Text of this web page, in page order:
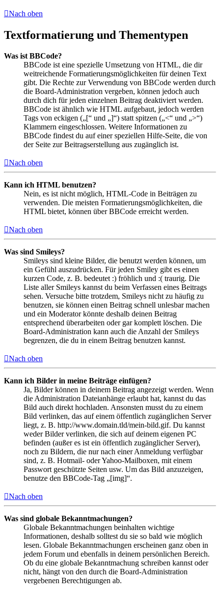
Nach oben
Textformatierung und Thementypen
Was ist BBCode?
BBCode ist eine spezielle Umsetzung von HTML, die dir
weitreichende Formatierungsmöglichkeiten für deinen Text
gibt. Die Rechte zur Verwendung von BBCode werden durch
die Board-Administration vergeben, können jedoch auch
durch dich für jeden einzelnen Beitrag deaktiviert werden.
BBCode ist ähnlich wie HTML aufgebaut, jedoch werden
Tags von eckigen („[“ und „]“) statt spitzen („<“ und „>“)
Klammern eingeschlossen. Weitere Informationen zu
BBCode findest du auf einer speziellen Hilfe-Seite, die von
der Seite zur Beitragserstellung aus zugänglich ist.
Nach oben
Kann ich HTML benutzen?
Nein, es ist nicht möglich, HTML-Code in Beiträgen zu
verwenden. Die meisten Formatierungsmöglichkeiten, die
HTML bietet, können über BBCode erreicht werden.
Nach oben
Was sind Smileys?
Smileys sind kleine Bilder, die benutzt werden können, um
ein Gefühl auszudrücken. Für jeden Smiley gibt es einen
kurzen Code, z. B. bedeutet :) fröhlich und :( traurig. Die
Liste aller Smileys kannst du beim Verfassen eines Beitrags
sehen. Versuche bitte trotzdem, Smileys nicht zu häufig zu
benutzen, sie können einen Beitrag schnell unlesbar machen
und ein Moderator könnte deshalb deinen Beitrag
entsprechend überarbeiten oder gar komplett löschen. Die
Board-Administration kann auch die Anzahl der Smileys
begrenzen, die du in einem Beitrag benutzen kannst.
Nach oben
Kann ich Bilder in meine Beiträge einfügen?
Ja, Bilder können in deinem Beitrag angezeigt werden. Wenn
die Administration Dateianhänge erlaubt hat, kannst du das
Bild auch direkt hochladen. Ansonsten musst du zu einem
Bild verlinken, das auf einem öffentlich zugänglichen Server
liegt, z. B. http://www.domain.tld/mein-bild.gif. Du kannst
weder Bilder verlinken, die sich auf deinem eigenen PC
befinden (außer es ist ein öffentlich zugänglicher Server),
noch zu Bildern, die nur nach einer Anmeldung verfügbar
sind, z. B. Hotmail- oder Yahoo-Mailboxen, mit einem
Passwort geschützte Seiten usw. Um das Bild anzuzeigen,
benutze den BBCode-Tag „[img]“.
Nach oben
Was sind globale Bekanntmachungen?
Globale Bekanntmachungen beinhalten wichtige
Informationen, deshalb solltest du sie so bald wie möglich
lesen. Globale Bekanntmachungen erscheinen ganz oben in
jedem Forum und ebenfalls in deinem persönlichen Bereich.
Ob du eine globale Bekanntmachung schreiben kannst oder
nicht, hängt von den durch die Board-Administration
vergebenen Berechtigungen ab.